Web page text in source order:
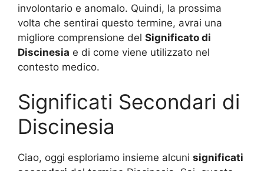
involontario e anomalo. Quindi, la prossima
volta che sentirai questo termine, avrai una
migliore comprensione del Significato di
Discinesia e di come viene utilizzato nel
contesto medico.
Significati Secondari di
Discinesia
Ciao, oggi esploriamo insieme alcuni significati